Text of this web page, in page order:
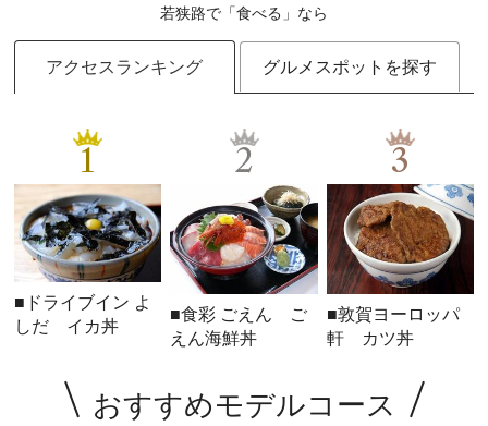
若狭路で「食べる」なら
アクセスランキング グルメスポットを探す
1
■ドライブイン よ
しだ イカ丼
2
■食彩 ごえん ご
えん海鮮丼
3
■敦賀ヨーロッパ
軒 カツ丼
おすすめモデルコース